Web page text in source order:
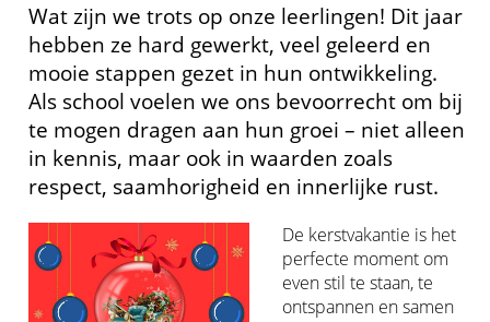
Wat zijn we trots op onze leerlingen! Dit jaar
hebben ze hard gewerkt, veel geleerd en
mooie stappen gezet in hun ontwikkeling.
Als school voelen we ons bevoorrecht om bij
te mogen dragen aan hun groei – niet alleen
in kennis, maar ook in waarden zoals
respect, saamhorigheid en innerlijke rust.
De kerstvakantie is het
perfecte moment om
even stil te staan, te
ontspannen en samen